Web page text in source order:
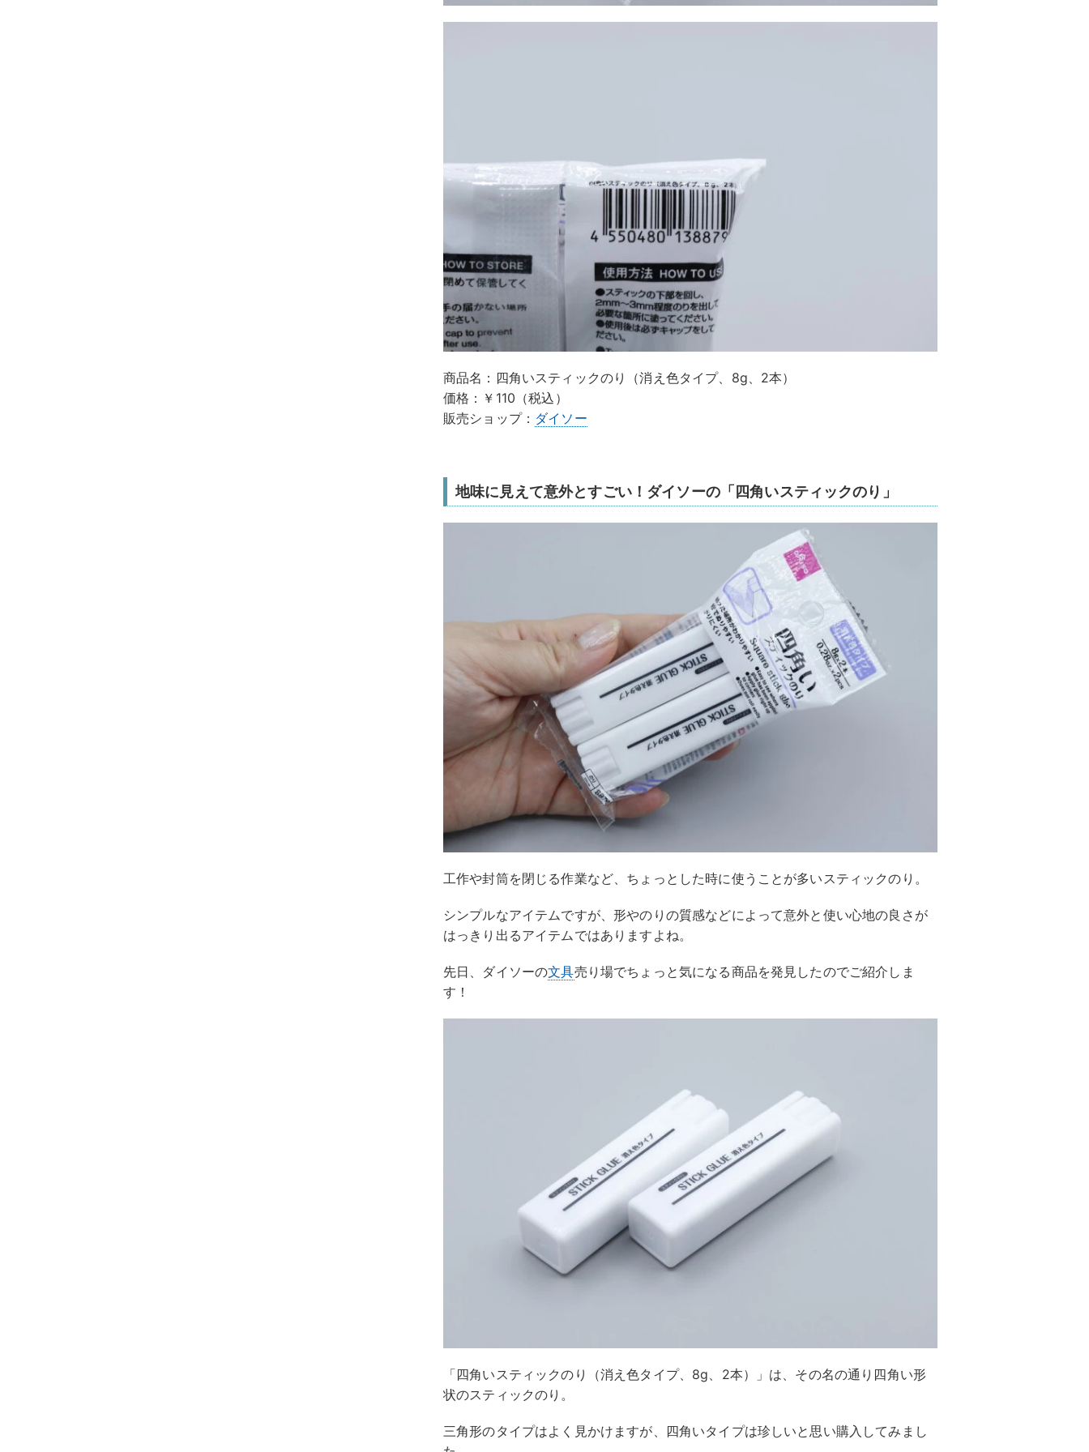
商品名：四角いスティックのり（消え色タイプ、8g、2本）
価格：￥110（税込）
販売ショップ： ダイソー
地味に見えて意外とすごい！ダイソーの「四角いスティックのり」
工作や封筒を閉じる作業など、ちょっとした時に使うことが多いスティックのり。
シンプルなアイテムですが、形やのりの質感などによって意外と使い心地の良さが
はっきり出るアイテムではありますよね。
先日、ダイソーの文具売り場でちょっと気になる商品を発見したのでご紹介しま
す！
「四角いスティックのり（消え色タイプ、8g、2本）」は、その名の通り四角い形
状のスティックのり。
三角形のタイプはよく見かけますが、四角いタイプは珍しいと思い購入してみまし